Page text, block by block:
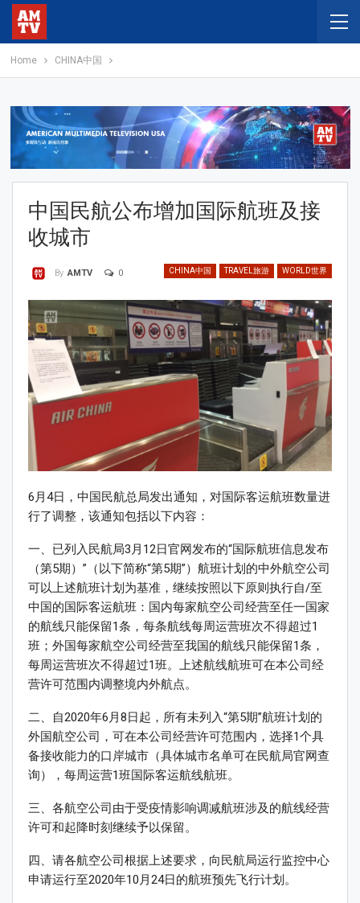
Home CHINA中国
中国民航公布增加国际航班及接
收城市
CHINA中国 TRAVEL旅游 WORLD世界
By AMTV 0
6月4日，中国民航总局发出通知，对国际客运航班数量进
行了调整，该通知包括以下内容：
一、已列入民航局3月12日官网发布的“国际航班信息发布
（第5期）”（以下简称“第5期”）航班计划的中外航空公司
可以上述航班计划为基准，继续按照以下原则执行自/至
中国的国际客运航班：国内每家航空公司经营至任一国家
的航线只能保留1条，每条航线每周运营班次不得超过1
班；外国每家航空公司经营至我国的航线只能保留1条，
每周运营班次不得超过1班。上述航线航班可在本公司经
营许可范围内调整境内外航点。
二、自2020年6月8日起，所有未列入“第5期”航班计划的
外国航空公司，可在本公司经营许可范围内，选择1个具
备接收能力的口岸城市（具体城市名单可在民航局官网查
询），每周运营1班国际客运航线航班。
三、各航空公司由于受疫情影响调减航班涉及的航线经营
许可和起降时刻继续予以保留。
四、请各航空公司根据上述要求，向民航局运行监控中心
申请运行至2020年10月24日的航班预先飞行计划。